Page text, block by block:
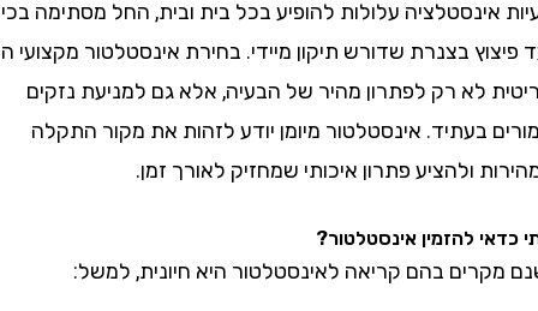
עלולות להופיע בכל בית ובית, החל מסתימה בכיור
בצנרת שדורש תיקון מיידי. בחירת אינסטלטור מקצועי היא
לא רק לפתרון מהיר של הבעיה, אלא גם למניעת נזקים
בעתיד. אינסטלטור מיומן יודע לזהות את מקור התקלה
ולהציע פתרון איכותי שמחזיק לאורך זמן.
להזמין אינסטלטור?
בהם קריאה לאינסטלטור היא חיונית, למשל: